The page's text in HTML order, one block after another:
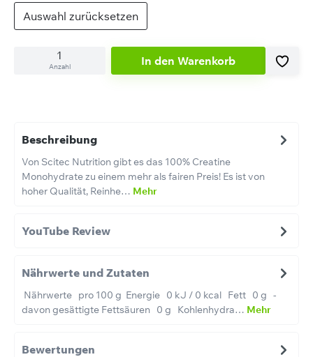
Auswahl zurücksetzen
Anzahl In den Warenkorb
Beschreibung
Von Scitec Nutrition gibt es das 100% Creatine
Monohydrate zu einem mehr als fairen Preis! Es ist von
hoher Qualität, Reinhe… Mehr
YouTube Review
Nährwerte und Zutaten
Nährwerte pro 100 g Energie 0 kJ / 0 kcal Fett 0 g -
davon gesättigte Fettsäuren 0 g Kohlenhydra… Mehr
Bewertungen